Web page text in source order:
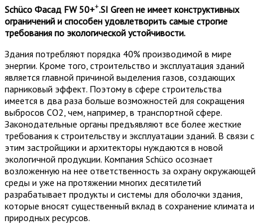
Schüco Фасад FW 50++.SI Green не имеет конструктивных
ограничений и способен удовлетворить самые строгие
требования по экологической устойчивости.
Здания потребляют порядка 40% производимой в мире
энергии. Кроме того, строительство и эксплуатация зданий
является главной причиной выделения газов, создающих
парниковый эффект. Поэтому в сфере строительства
имеется в два раза больше возможностей для сокращения
выбросов CO2, чем, например, в транспортной сфере.
Законодательные органы предъявляют все более жесткие
требования к строительству и эксплуатации зданий. В связи с
этим застройщики и архитекторы нуждаются в новой
экологичной продукции. Компания Schüco осознает
возложенную на нее ответственность за охрану окружающей
среды и уже на протяжении многих десятилетий
разрабатывает продукты и системы для оболочки здания,
которые вносят существенный вклад в сохранение климата и
природных ресурсов.